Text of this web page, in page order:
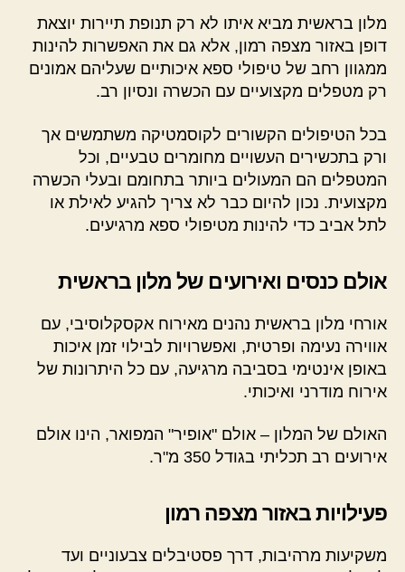
מלון בראשית מביא איתו לא רק תנופת תיירות יוצאת
דופן באזור מצפה רמון, אלא גם את האפשרות להינות
ממגוון רחב של טיפולי ספא איכותיים שעליהם אמונים
רק מטפלים מקצועיים עם הכשרה ונסיון רב.
בכל הטיפולים הקשורים לקוסמטיקה משתמשים אך
ורק בתכשירים העשויים מחומרים טבעיים, וכל
המטפלים הם המעולים ביותר בתחומם ובעלי הכשרה
מקצועית. נכון להיום כבר לא צריך להגיע לאילת או
לתל אביב כדי להינות מטיפולי ספא מרגיעים.
אולם כנסים ואירועים של מלון בראשית
אורחי מלון בראשית נהנים מאירוח אקסקלוסיבי, עם
אווירה נעימה ופרטית, ואפשרויות לבילוי זמן איכות
באופן אינטימי בסביבה מרגיעה, עם כל היתרונות של
אירוח מודרני ואיכותי.
האולם של המלון – אולם "אופיר" המפואר, הינו אולם
אירועים רב תכליתי בגודל 350 מ"ר.
פעילויות באזור מצפה רמון
משקיעות מרהיבות, דרך פסטיבלים צבעוניים ועד